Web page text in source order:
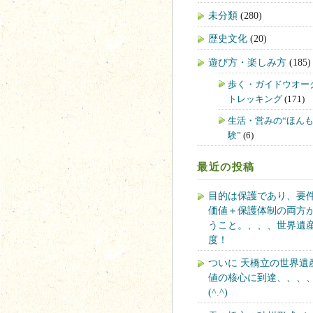
未分類 (280)
歴史文化 (20)
遊び方・楽しみ方 (185)
歩く・ガイドウオー
トレッキング (171)
生活・営みの“ほん
験” (6)
最近の投稿
目的は保護であり、要
価値＋保護体制の両方
うこと。、、、世界遺
度！
ついに 天橋立の世界遺
値の核心に到達、、、、
(^.^)